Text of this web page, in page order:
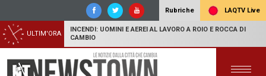
Rubriche LAQTV Live
ULTIM'ORA
INCENDI: UOMINI E AEREI AL LAVORO A ROIO E ROCCA DI
CAMBIO